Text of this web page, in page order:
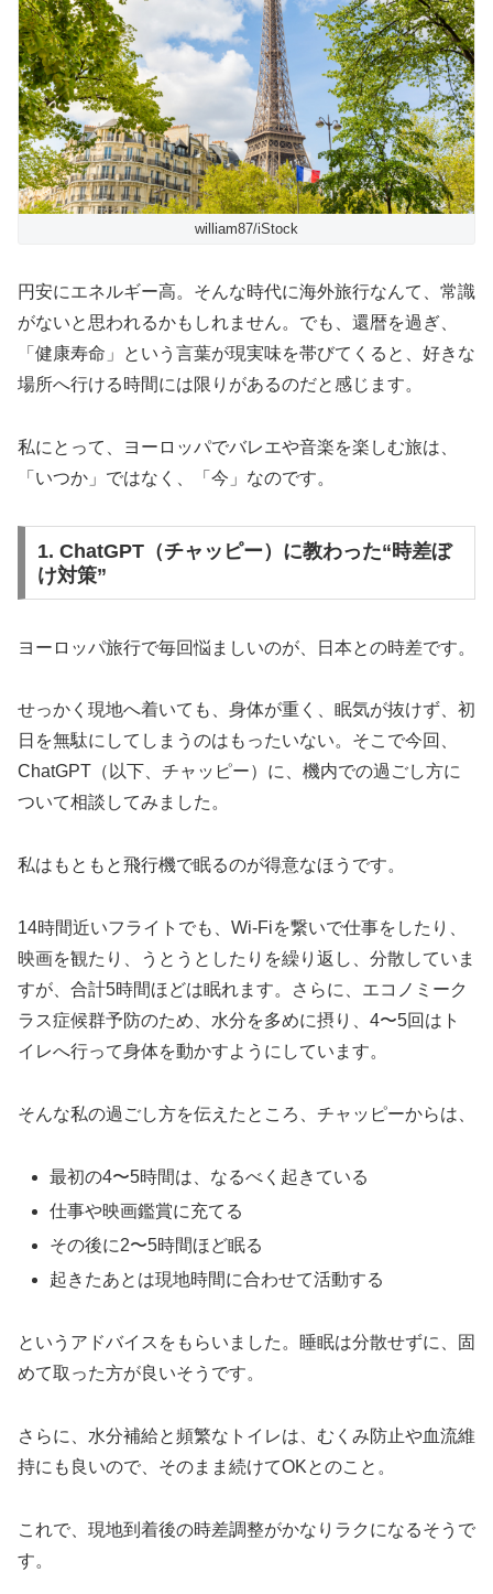
william87/iStock
円安にエネルギー高。そんな時代に海外旅行なんて、常識
がないと思われるかもしれません。でも、還暦を過ぎ、
「健康寿命」という言葉が現実味を帯びてくると、好きな
場所へ行ける時間には限りがあるのだと感じます。
私にとって、ヨーロッパでバレエや音楽を楽しむ旅は、
「いつか」ではなく、「今」なのです。
1. ChatGPT（チャッピー）に教わった“時差ぼ
け対策”
ヨーロッパ旅行で毎回悩ましいのが、日本との時差です。
せっかく現地へ着いても、身体が重く、眠気が抜けず、初
日を無駄にしてしまうのはもったいない。そこで今回、
ChatGPT（以下、チャッピー）に、機内での過ごし方に
ついて相談してみました。
私はもともと飛行機で眠るのが得意なほうです。
14時間近いフライトでも、Wi-Fiを繋いで仕事をしたり、
映画を観たり、うとうとしたりを繰り返し、分散していま
すが、合計5時間ほどは眠れます。さらに、エコノミーク
ラス症候群予防のため、水分を多めに摂り、4〜5回はト
イレへ行って身体を動かすようにしています。
そんな私の過ごし方を伝えたところ、チャッピーからは、
最初の4〜5時間は、なるべく起きている
仕事や映画鑑賞に充てる
その後に2〜5時間ほど眠る
起きたあとは現地時間に合わせて活動する
というアドバイスをもらいました。睡眠は分散せずに、固
めて取った方が良いそうです。
さらに、水分補給と頻繁なトイレは、むくみ防止や血流維
持にも良いので、そのまま続けてOKとのこと。
これで、現地到着後の時差調整がかなりラクになるそうで
す。